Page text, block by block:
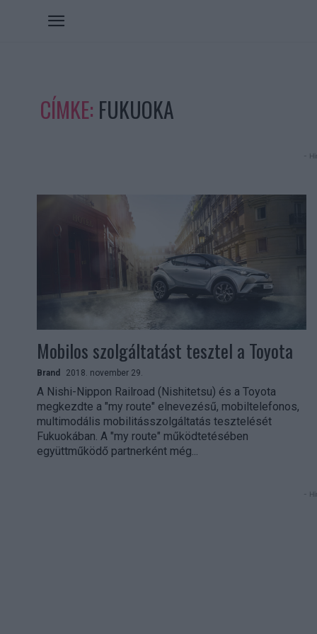
CÍMKE: FUKUOKA
-
Mobilos szolgáltatást tesztel a Toyota
Brand 2018. november 29.
A Nishi-Nippon Railroad (Nishitetsu) és a Toyota
megkezdte a "my route" elnevezésű, mobiltelefonos,
multimodális mobilitásszolgáltatás tesztelését
Fukuokában. A "my route" működtetésében
együttműködő partnerként még...
-